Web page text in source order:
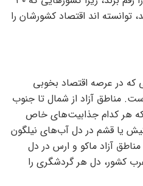
توانسته اند اقتصاد کشورشان را
که در عرصه اقتصاد بخوبی
مناطق آزاد از شمال تا جنوب
هر کدام جذابیت‌های خاص
یا قشم در دل آب‌های نیلگون
آزاد ماکو و ارس در دل
کشور، دل هر گردشگری را